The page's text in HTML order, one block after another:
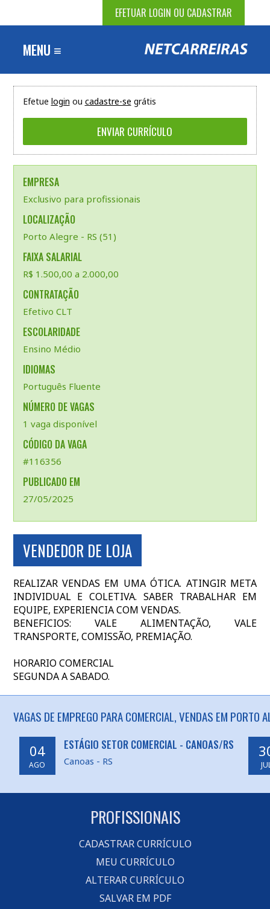
EFETUAR LOGIN OU CADASTRAR
MENU ≡
Efetue login ou cadastre-se grátis
EMPRESA
Exclusivo para profissionais
LOCALIZAÇÃO
Porto Alegre - RS (51)
FAIXA SALARIAL
R$ 1.500,00 a 2.000,00
CONTRATAÇÃO
Efetivo CLT
ESCOLARIDADE
Ensino Médio
IDIOMAS
Português Fluente
NÚMERO DE VAGAS
1 vaga disponível
CÓDIGO DA VAGA
#116356
PUBLICADO EM
27/05/2025
VENDEDOR DE LOJA
REALIZAR VENDAS EM UMA ÓTICA. ATINGIR META
INDIVIDUAL E COLETIVA. SABER TRABALHAR EM
EQUIPE, EXPERIENCIA COM VENDAS.
BENEFICIOS: VALE ALIMENTAÇÃO, VALE
TRANSPORTE, COMISSÃO, PREMIAÇÃO.
HORARIO COMERCIAL
SEGUNDA A SABADO.
VAGAS DE EMPREGO PARA COMERCIAL, VENDAS EM PORTO
04
AGO
ESTÁGIO SETOR COMERCIAL - CANOAS/RS
Canoas - RS
PROFISSIONAIS
CADASTRAR CURRÍCULO
MEU CURRÍCULO
ALTERAR CURRÍCULO
SALVAR EM PDF